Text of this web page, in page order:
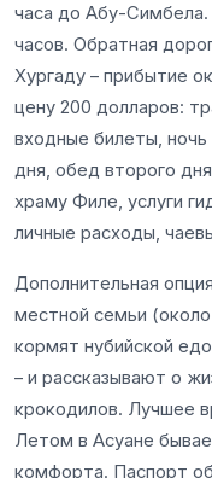
часа до Абу-
часов. Обратная
Хургаду – прибытие
цену 200 долларов:
входные билеты,
дня, обед второго
храму Филе, услуги
личные расходы,
Дополнительная
местной семьи
кормят нубийской
– и рассказывают о
крокодилов. Лучшее
Летом в Асуане
комфорта. Паспорт